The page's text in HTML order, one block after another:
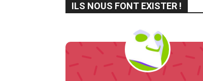
ILS NOUS FONT EXISTER !